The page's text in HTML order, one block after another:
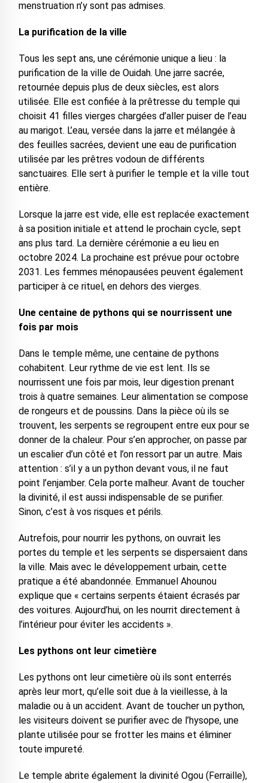
menstruation n’y sont pas admises.
La purification de la ville
Tous les sept ans, une cérémonie unique a lieu : la
purification de la ville de Ouidah. Une jarre sacrée,
retournée depuis plus de deux siècles, est alors
utilisée. Elle est confiée à la prêtresse du temple qui
choisit 41 filles vierges chargées d’aller puiser de l’eau
au marigot. L’eau, versée dans la jarre et mélangée à
des feuilles sacrées, devient une eau de purification
utilisée par les prêtres vodoun de différents
sanctuaires. Elle sert à purifier le temple et la ville tout
entière.
Lorsque la jarre est vide, elle est replacée exactement
à sa position initiale et attend le prochain cycle, sept
ans plus tard. La dernière cérémonie a eu lieu en
octobre 2024. La prochaine est prévue pour octobre
2031. Les femmes ménopausées peuvent également
participer à ce rituel, en dehors des vierges.
Une centaine de pythons qui se nourrissent une
fois par mois
Dans le temple même, une centaine de pythons
cohabitent. Leur rythme de vie est lent. Ils se
nourrissent une fois par mois, leur digestion prenant
trois à quatre semaines. Leur alimentation se compose
de rongeurs et de poussins. Dans la pièce où ils se
trouvent, les serpents se regroupent entre eux pour se
donner de la chaleur. Pour s’en approcher, on passe par
un escalier d’un côté et l’on ressort par un autre. Mais
attention : s’il y a un python devant vous, il ne faut
point l’enjamber. Cela porte malheur. Avant de toucher
la divinité, il est aussi indispensable de se purifier.
Sinon, c’est à vos risques et périls.
Autrefois, pour nourrir les pythons, on ouvrait les
portes du temple et les serpents se dispersaient dans
la ville. Mais avec le développement urbain, cette
pratique a été abandonnée. Emmanuel Ahounou
explique que « certains serpents étaient écrasés par
des voitures. Aujourd’hui, on les nourrit directement à
l’intérieur pour éviter les accidents ».
Les pythons ont leur cimetière
Les pythons ont leur cimetière où ils sont enterrés
après leur mort, qu’elle soit due à la vieillesse, à la
maladie ou à un accident. Avant de toucher un python,
les visiteurs doivent se purifier avec de l’hysope, une
plante utilisée pour se frotter les mains et éliminer
toute impureté.
Le temple abrite également la divinité Ogou (Ferraille),